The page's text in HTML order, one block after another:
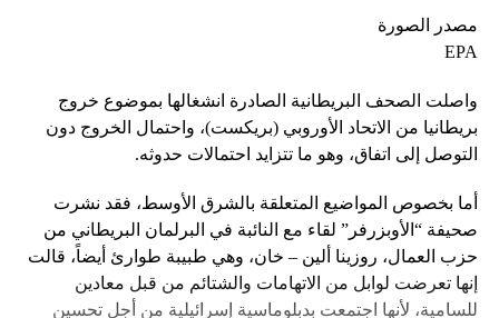
مصدر الصورة
EPA
واصلت الصحف البريطانية الصادرة انشغالها بموضوع خروج
بريطانيا من الاتحاد الأوروبي (بريكست)، واحتمال الخروج دون
التوصل إلى اتفاق، وهو ما تتزايد احتمالات حدوثه.
أما بخصوص المواضيع المتعلقة بالشرق الأوسط، فقد نشرت
صحيفة “الأوبزرفر” لقاء مع النائبة في البرلمان البريطاني من
حزب العمال، روزينا ألين – خان، وهي طبيبة طوارئ أيضاً، قالت
إنها تعرضت لوابل من الاتهامات والشتائم من قبل معادين
للسامية، لأنها اجتمعت بدبلوماسية إسرائيلية من أجل تحسين